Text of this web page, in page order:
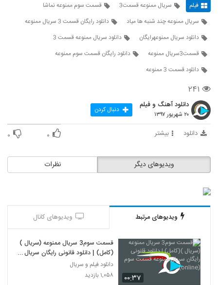
فیلم سريال ممنوعه قسمت3
قسمت سوم ممنوعه نماشا
سریال ممنوعه چند شنبه ها میاد
دانلود رایگان قسمت 3 سریال ممنوعه
دانلود سریال ممنوعهرایگان
دانلود سریال ممنوعه قسمت 3
قسمت3سریال ممنوعه
دانلود رایگان قسمت سوم ممنوعه
دانلود قسمت 3 ممنوعه
۲۴۱
دانلود آهنگ و فیلم
۲۰ شهریور ۱۳۹۷ دنبال کردن
دانلود بیشتر ۰ ۰
نظرات ویدیوهای دیگر
ویدیوهای مرتبط ویدیوهای کانال
۰۰:۳۷
قسمت سوم3 سریال ممنوعه (سریال )
(کامل) | دانلود قانونی رایگان سریال
ممنوعه قسمت سوم (online)
دانلود فیلم و سریال
۱,۰۵۸ بازدید